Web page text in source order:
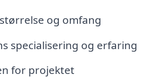
og omfang
specialisering og erfaring
for projektet